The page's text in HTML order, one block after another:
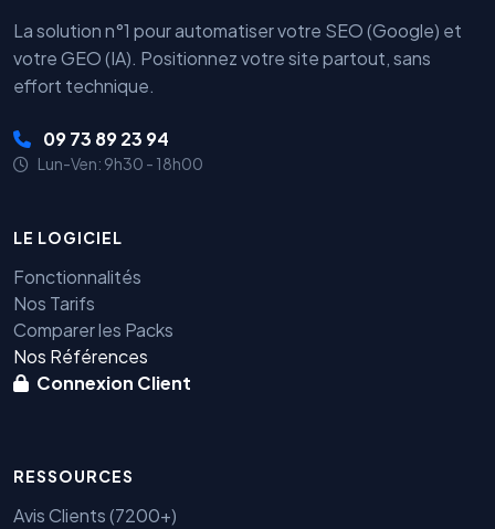
La solution n°1 pour automatiser votre SEO (Google) et
votre GEO (IA). Positionnez votre site partout, sans
effort technique.
09 73 89 23 94
Lun-Ven: 9h30 - 18h00
LE LOGICIEL
Fonctionnalités
Nos Tarifs
Comparer les Packs
Nos Références
Connexion Client
RESSOURCES
Avis Clients (7200+)